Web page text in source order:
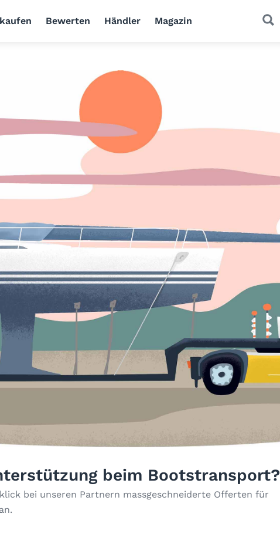
Bewerten Händler Magazin
beim Bootstransport?
bei unseren Partnern massgeschneiderte Offerten für